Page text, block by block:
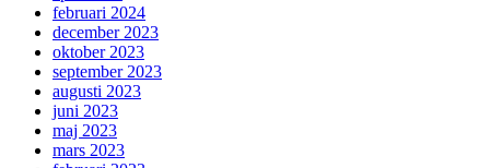
februari 2024
december 2023
oktober 2023
september 2023
augusti 2023
juni 2023
maj 2023
mars 2023